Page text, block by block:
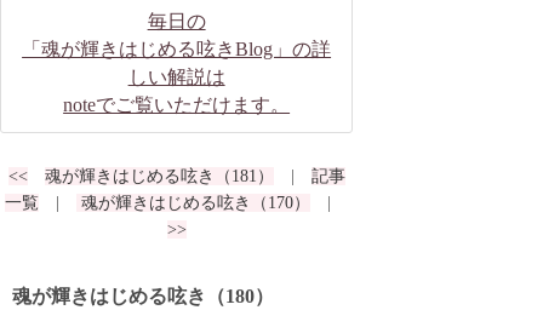
毎日の
「魂が輝きはじめる呟きBlog」の詳
しい解説は
noteでご覧いただけます。
<< 魂が輝きはじめる呟き（181）
記事
一覧
魂が輝きはじめる呟き（170）
>>
魂が輝きはじめる呟き（180）